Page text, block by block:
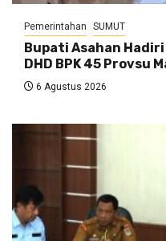
Pemerintahan SUMUT
Bupati Asahan
DHD BPK 45 Provsu
6 Agustus 2026